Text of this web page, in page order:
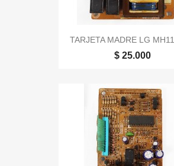
TARJETA MADRE LG
$ 25.000